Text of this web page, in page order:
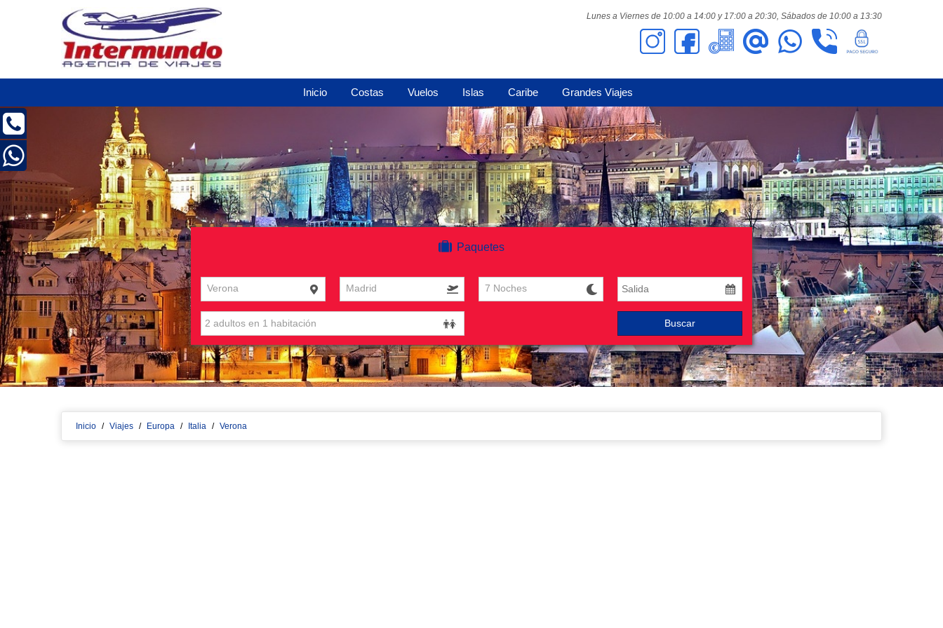
Lunes a Viernes de 10:00 a 14:00 y 17:00 a 20:30, Sábados de 10:00 a 13:30
Inicio Costas Vuelos Islas Caribe Grandes Viajes
Paquetes
Verona Madrid 7 Noches
Buscar
Inicio / Viajes / Europa / Italia / Verona